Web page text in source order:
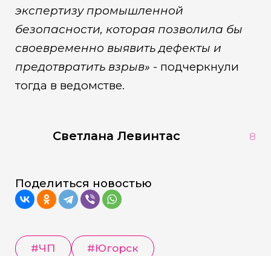
экспертизу промышленной
безопасности, которая позволила бы
своевременно выявить дефекты и
предотвратить взрыв» - подчеркнули
тогда в ведомстве.
Светлана Левинтас 8
Поделиться новостью
#ЧП #Югорск